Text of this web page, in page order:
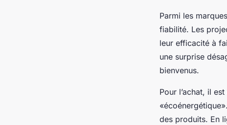
Parmi les
fiabilité. Les
leur efficacité à
une surprise
bienvenus.
Pour l’achat, il
des produits. En